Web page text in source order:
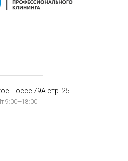
шоссе 79А стр. 25
9:00—18:00